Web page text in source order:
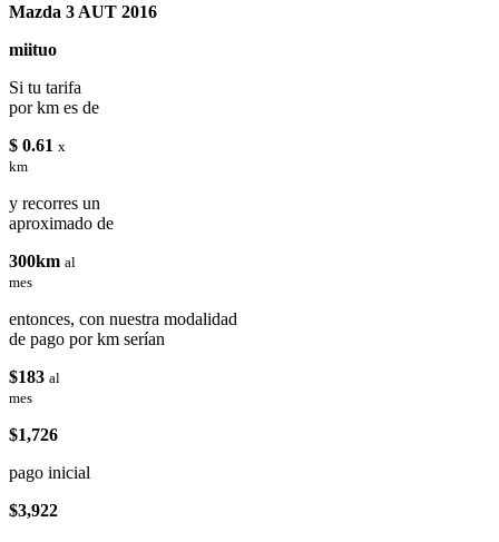
Mazda 3 AUT 2016
miituo
Si tu tarifa
por km es de
$ 0.61 x
km
y recorres un
aproximado de
300km al
mes
entonces, con nuestra modalidad
de pago por km serían
$183 al
mes
$1,726
pago inicial
$3,922